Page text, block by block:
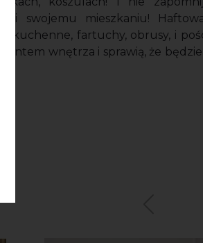
swojemu mieszkaniu!
kuchenne, fartuchy, obrusy, i
wnętrza i sprawią, że